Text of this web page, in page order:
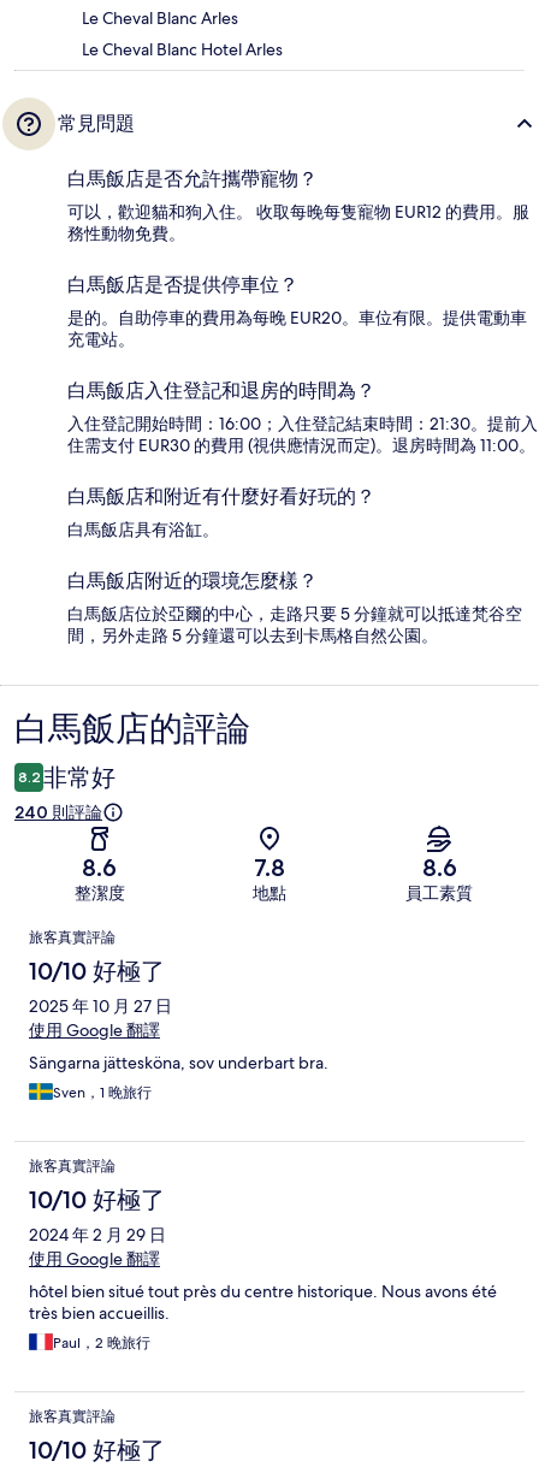
Le Cheval Blanc Arles
Le Cheval Blanc Hotel Arles
常見問題
白馬飯店是否允許攜帶寵物？
可以，歡迎貓和狗入住。 收取每晚每隻寵物 EUR12 的費用。服
務性動物免費。
白馬飯店是否提供停車位？
是的。自助停車的費用為每晚 EUR20。車位有限。提供電動車
充電站。
白馬飯店入住登記和退房的時間為？
入住登記開始時間：16:00；入住登記結束時間：21:30。提前入
住需支付 EUR30 的費用 (視供應情況而定)。退房時間為 11:00。
白馬飯店和附近有什麼好看好玩的？
白馬飯店具有浴缸。
白馬飯店附近的環境怎麼樣？
白馬飯店位於亞爾的中心，走路只要 5 分鐘就可以抵達梵谷空
間，另外走路 5 分鐘還可以去到卡馬格自然公園。
評
論
白馬飯店的評論
8.2 非常好
240 則評論
8.6
整潔度
7.8
地點
8.6
員工素質
評
論
旅客真實評論
10/10 好極了
2025 年 10 月 27 日
使用 Google 翻譯
Sängarna jättesköna, sov underbart bra.
Sven，1 晚旅行
旅客真實評論
10/10 好極了
2024 年 2 月 29 日
使用 Google 翻譯
hôtel bien situé tout près du centre historique. Nous avons été
très bien accueillis.
Paul，2 晚旅行
旅客真實評論
10/10 好極了